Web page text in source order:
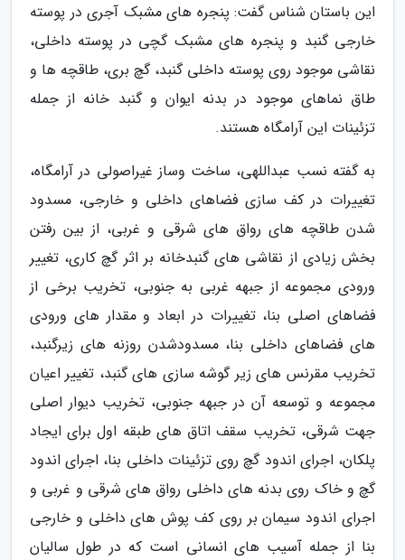
این باستان شناس گفت: پنجره های مشبک آجری در پوسته
خارجی گنبد و پنجره های مشبک گچی در پوسته داخلی،
نقاشی موجود روی پوسته داخلی گنبد، گچ بری، طاقچه ها و
طاق نماهای موجود در بدنه ایوان و گنبد خانه از جمله
تزئینات این آرامگاه هستند.
به گفته نسب عبداللهی، ساخت وساز غیراصولی در آرامگاه،
تغییرات در کف سازی فضاهای داخلی و خارجی، مسدود
شدن طاقچه های رواق های شرقی و غربی، از بین رفتن
بخش زیادی از نقاشی های گنبدخانه بر اثر گچ کاری، تغییر
ورودی مجموعه از جبهه غربی به جنوبی، تخریب برخی از
فضاهای اصلی بنا، تغییرات در ابعاد و مقدار های ورودی
های فضاهای داخلی بنا، مسدودشدن روزنه های زیرگنبد،
تخریب مقرنس های زیر گوشه سازی های گنبد، تغییر اعیان
مجموعه و توسعه آن در جبهه جنوبی، تخریب دیوار اصلی
جهت شرقی، تخریب سقف اتاق های طبقه اول برای ایجاد
پلکان، اجرای اندود گچ روی تزئینات داخلی بنا، اجرای اندود
گچ و خاک روی بدنه های داخلی رواق های شرقی و غربی و
اجرای اندود سیمان بر روی کف پوش های داخلی و خارجی
بنا از جمله آسیب های انسانی است که در طول سالیان